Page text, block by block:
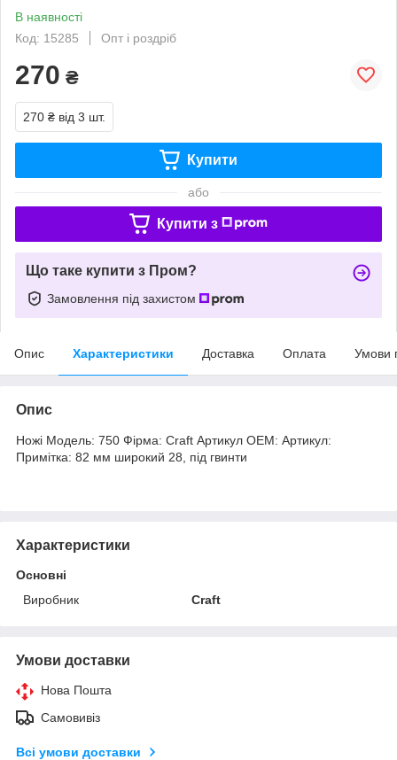
В наявності
Код: 15285
Опт і роздріб
270 ₴
270 ₴ від 3 шт.
Купити
або
Купити з
Що таке купити з Пром?
Замовлення під захистом
Опис Характеристики Доставка Оплата Умови
Опис
Ножі Модель: 750 Фірма: Craft Артикул OEM: Артикул:
Примітка: 82 мм широкий 28, під гвинти
Характеристики
Основні
Виробник
Craft
Умови доставки
Нова Пошта
Самовивіз
Всі умови доставки